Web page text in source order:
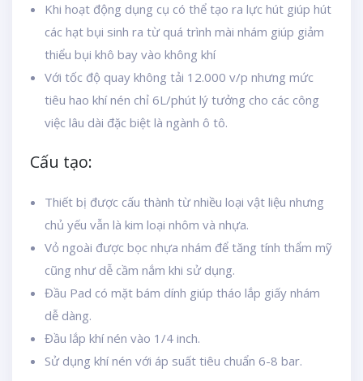
Khi hoạt động dụng cụ có thể tạo ra lực hút giúp hút
các hạt bụi sinh ra từ quá trình mài nhám giúp giảm
thiểu bụi khô bay vào không khí
Với tốc độ quay không tải 12.000 v/p nhưng mức
tiêu hao khí nén chỉ 6L/phút lý tưởng cho các công
việc lâu dài đặc biệt là ngành ô tô.
Cấu tạo:
Thiết bị được cấu thành từ nhiều loại vật liệu nhưng
chủ yếu vẫn là kim loại nhôm và nhựa.
Vỏ ngoài được bọc nhựa nhám để tăng tính thẩm mỹ
cũng như dễ cầm nắm khi sử dụng.
Đầu Pad có mặt bám dính giúp tháo lắp giấy nhám
dễ dàng.
Đầu lắp khí nén vào 1/4 inch.
Sử dụng khí nén với áp suất tiêu chuẩn 6-8 bar.